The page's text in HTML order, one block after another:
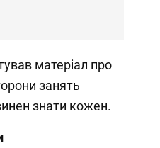
матеріал про
занять
знати кожен.